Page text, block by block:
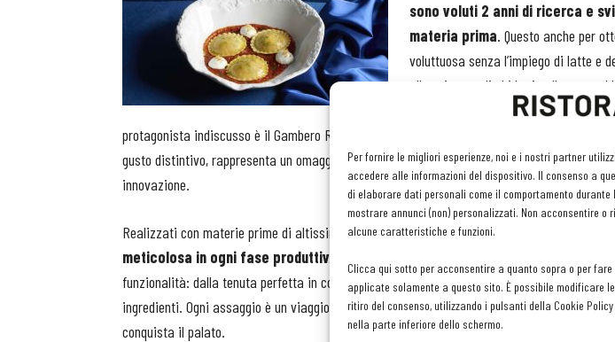
Per fornire le migliori esperienze, noi e i nostri partner
accedere alle informazioni del dispositivo. Il consenso a
di elaborare dati personali come il comportamento
mostrare annunci (non) personalizzati. Non acconsentire
alcune caratteristiche e funzioni.
Clicca qui sotto per acconsentire a quanto sopra o per
applicate solamente a questo sito. È possibile modificare
ritiro del consenso, utilizzando i pulsanti della Cookie
nella parte inferiore dello schermo.
sono voluti 2 anni di ricerca e
materia prima. Questo anche per
voluttuosa senza l’impiego di latte e
alle esigenze di chi ha intolleranza al
rivelano un’esplosione di sapore ricco
protagonista indiscusso è il Gambero Rosso, un autentico tesoro del mare Mediterraneo.
gusto distintivo, rappresenta un omaggio alla cucina mediterranea più autentica, un
innovazione.
Realizzati con materie prime di altissima qualità, iBottoni al Gambero Rosso sono il
meticolosa in ogni fase produttiva
funzionalità: dalla tenuta perfetta in cottura alla delicatezza della sfoglia, fino al
ingredienti. Ogni assaggio è un viaggio nei sapori autentici del Mediterraneo, un’esperienza
conquista il palato.